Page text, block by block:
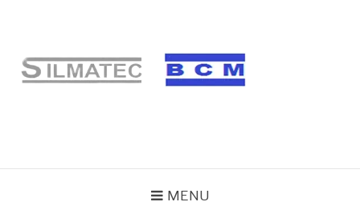
conteúdo
MENU